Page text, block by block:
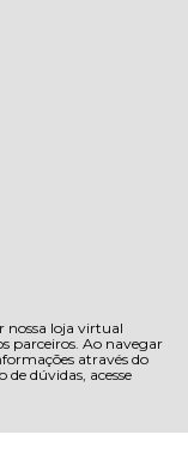
nossa loja virtual
parceiros. Ao navegar
através do
de dúvidas, acesse